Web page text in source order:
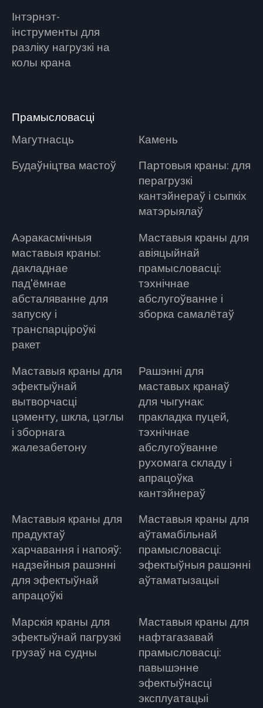
Інтэрнэт-
інструменты для
разліку нагрузкі на
колы крана
Прамысловасці
Магутнасць
Камень
Будаўніцтва мастоў
Партовыя краны: для
перагрузкі
кантэйнераў і сыпкіх
матэрыялаў
Аэракасмічныя
маставыя краны:
дакладнае
пад'ёмнае
абсталяванне для
запуску і
транспарціроўкі
ракет
Маставыя краны для
авіяцыйнай
прамысловасці:
тэхнічнае
абслугоўванне і
зборка самалётаў
Маставыя краны для
эфектыўнай
вытворчасці
цэменту, шкла, цэглы
і зборнага
жалезабетону
Рашэнні для
маставых кранаў
для чыгунак:
пракладка пуцей,
тэхнічнае
абслугоўванне
рухомага складу і
апрацоўка
кантэйнераў
Маставыя краны для
прадуктаў
харчавання і напояў:
надзейныя рашэнні
для эфектыўнай
апрацоўкі
Маставыя краны для
аўтамабільнай
прамысловасці:
эфектыўныя рашэнні
аўтаматызацыі
Марскія краны для
эфектыўнай пагрузкі
грузаў на судны
Маставыя краны для
нафтагазавай
прамысловасці:
павышэнне
эфектыўнасці
эксплуатацыі